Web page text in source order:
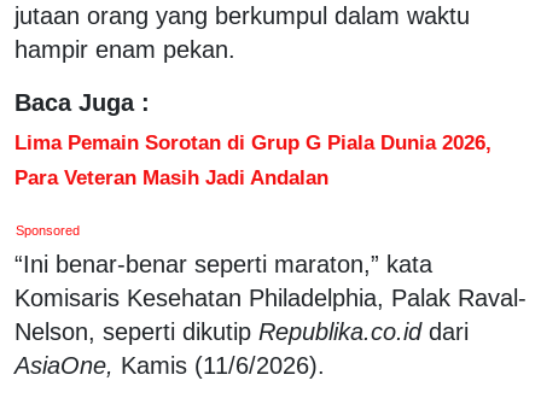
jutaan orang yang berkumpul dalam waktu
hampir enam pekan.
Baca Juga :
Lima Pemain Sorotan di Grup G Piala Dunia 2026,
Para Veteran Masih Jadi Andalan
Sponsored
“Ini benar-benar seperti maraton,” kata
Komisaris Kesehatan Philadelphia, Palak Raval-
Nelson, seperti dikutip Republika.co.iddari
AsiaOne, Kamis (11/6/2026).